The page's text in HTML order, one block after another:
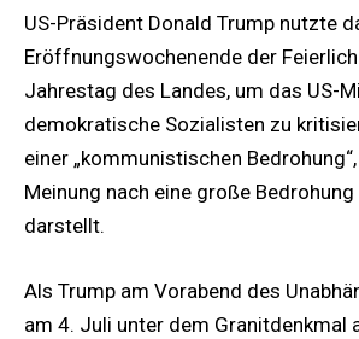
US-Präsident Donald Trump nutzte
Eröffnungswochenende der
Jahrestag des Landes, um das US-
demokratische Sozialisten zu
einer „kommunistischen
Meinung nach eine große
darstellt.
Als Trump am Vorabend des
am 4. Juli unter dem Granitdenkmal